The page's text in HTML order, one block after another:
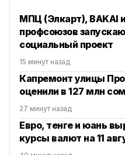
МПЦ (Элкарт), BAKAI
профсоюзов
социальный проект
15 минут назад
Капремонт улицы
оценили в 127 млн
27 минут назад
Евро, тенге и юань
курсы валют на 11